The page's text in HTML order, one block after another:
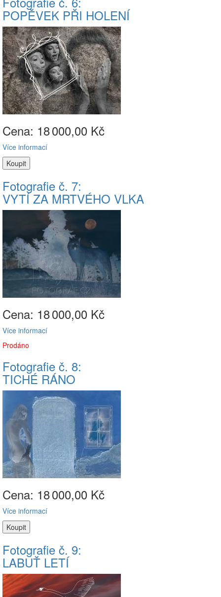
POPĚVEK PŘI HOLENÍ
Cena: 18000,00 Kč
Více informací
Fotografie č. 7:
VYTÍ ZA MRTVÉHO VLKA
Cena: 18000,00 Kč
Více informací
Prodáno
Fotografie č. 8:
TICHÉ RÁNO
Cena: 18000,00 Kč
Více informací
Fotografie č. 9:
LABUŤ LETÍ